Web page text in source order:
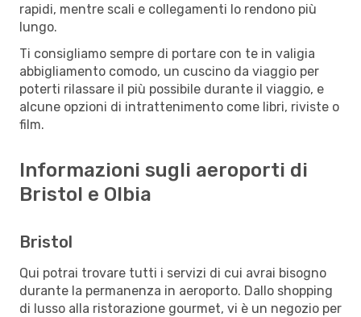
rapidi, mentre scali e collegamenti lo rendono più
lungo.
Ti consigliamo sempre di portare con te in valigia
abbigliamento comodo, un cuscino da viaggio per
poterti rilassare il più possibile durante il viaggio, e
alcune opzioni di intrattenimento come libri, riviste o
film.
Informazioni sugli aeroporti di
Bristol e Olbia
Bristol
Qui potrai trovare tutti i servizi di cui avrai bisogno
durante la permanenza in aeroporto. Dallo shopping
di lusso alla ristorazione gourmet, vi è un negozio per